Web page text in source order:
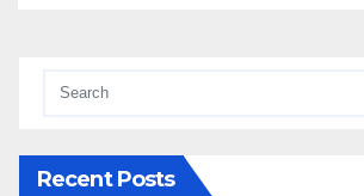
Recent Posts